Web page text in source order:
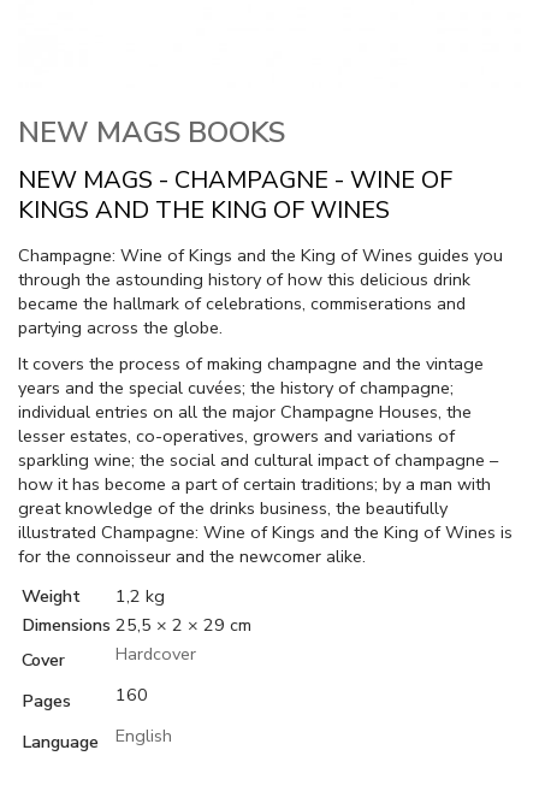
NEW MAGS BOOKS
NEW MAGS - CHAMPAGNE - WINE OF
KINGS AND THE KING OF WINES
Champagne: Wine of Kings and the King of Wines guides you
through the astounding history of how this delicious drink
became the hallmark of celebrations, commiserations and
partying across the globe.
It covers the process of making champagne and the vintage
years and the special cuvées; the history of champagne;
individual entries on all the major Champagne Houses, the
lesser estates, co-operatives, growers and variations of
sparkling wine; the social and cultural impact of champagne –
how it has become a part of certain traditions; by a man with
great knowledge of the drinks business, the beautifully
illustrated Champagne: Wine of Kings and the King of Wines is
for the connoisseur and the newcomer alike.
Weight
1,2 kg
Dimensions 25,5 × 2 × 29 cm
Cover
Hardcover
Pages
160
Language
English